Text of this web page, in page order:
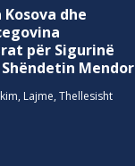
dhe
për Sigurinë
Mendor
, Lajme,Thellesisht